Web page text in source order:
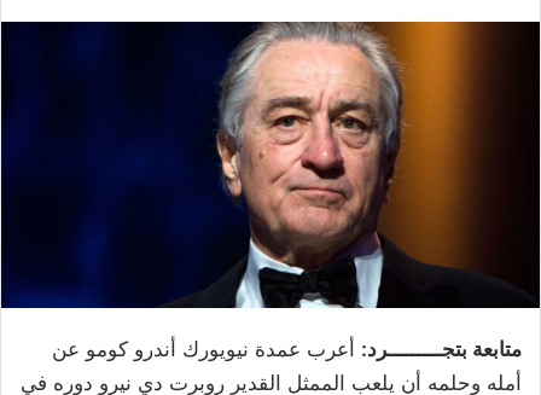
متابعة بتجـــــــــرد: أعرب عمدة نيويورك أندرو كومو عن
أمله وحلمه أن يلعب الممثل القدير روبرت دي نيرو دوره في